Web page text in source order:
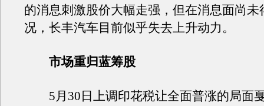
的消息刺激股价大幅走强，但在消息面尚未
况，长丰汽车目前似乎失去上升动力。
市场重归蓝筹股
5月30日上调印花税让全面普涨的局面